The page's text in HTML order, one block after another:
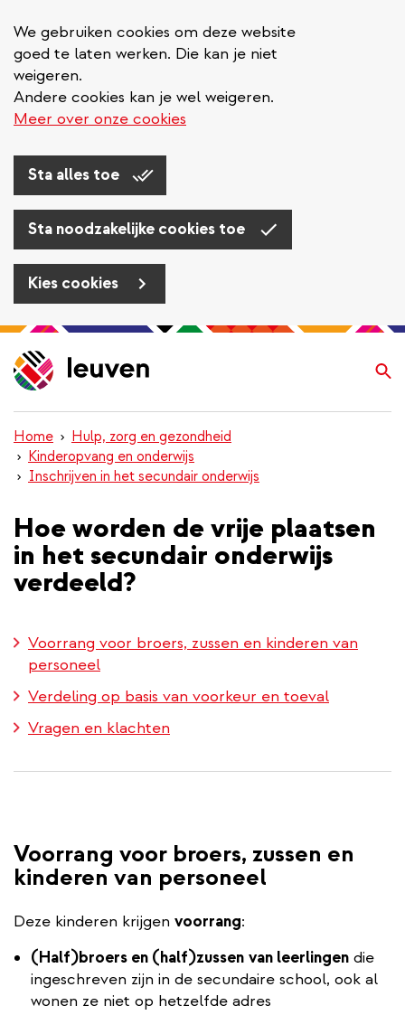
We gebruiken cookies om deze website
goed te laten werken. Die kan je niet
weigeren.
Andere cookies kan je wel weigeren.
Meer over onze cookies
Sta alles toe
Sta noodzakelijke cookies toe
Kies cookies
Overslaan
en
naar
inhoud
gaan
Home
Hulp, zorg en gezondheid
Kinderopvang en onderwijs
Inschrijven in het secundair onderwijs
Hoe worden de vrije plaatsen
in het secundair onderwijs
verdeeld?
Voorrang voor broers, zussen en kinderen van
personeel
Verdeling op basis van voorkeur en toeval
Vragen en klachten
Voorrang voor broers, zussen en
kinderen van personeel
Deze kinderen krijgen voorrang:
(Half)broers en (half)zussen van leerlingen die
ingeschreven zijn in de secundaire school, ook al
wonen ze niet op hetzelfde adres